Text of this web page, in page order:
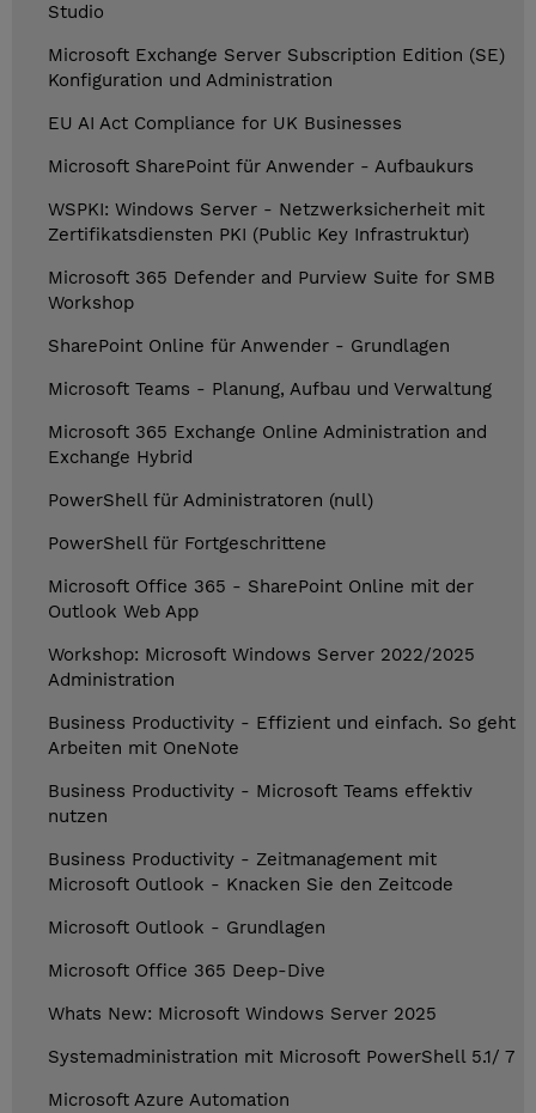
Studio
Microsoft Exchange Server Subscription Edition (SE)
Konfiguration und Administration
EU AI Act Compliance for UK Businesses
Microsoft SharePoint für Anwender - Aufbaukurs
WSPKI: Windows Server - Netzwerksicherheit mit
Zertifikatsdiensten PKI (Public Key Infrastruktur)
Microsoft 365 Defender and Purview Suite for SMB
Workshop
SharePoint Online für Anwender - Grundlagen
Microsoft Teams - Planung, Aufbau und Verwaltung
Microsoft 365 Exchange Online Administration and
Exchange Hybrid
PowerShell für Administratoren (null)
PowerShell für Fortgeschrittene
Microsoft Office 365 - SharePoint Online mit der
Outlook Web App
Workshop: Microsoft Windows Server 2022/2025
Administration
Business Productivity - Effizient und einfach. So geht
Arbeiten mit OneNote
Business Productivity - Microsoft Teams effektiv
nutzen
Business Productivity - Zeitmanagement mit
Microsoft Outlook - Knacken Sie den Zeitcode
Microsoft Outlook - Grundlagen
Microsoft Office 365 Deep-Dive
Whats New: Microsoft Windows Server 2025
Systemadministration mit Microsoft PowerShell 5.1/ 7
Microsoft Azure Automation